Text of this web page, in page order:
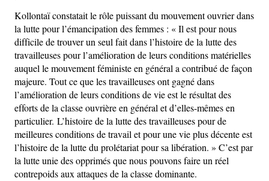
Kollontaï constatait le rôle puissant du mouvement ouvrier dans
la lutte pour l’émancipation des femmes : « Il est pour nous
difficile de trouver un seul fait dans l’histoire de la lutte des
travailleuses pour l’amélioration de leurs conditions matérielles
auquel le mouvement féministe en général a contribué de façon
majeure. Tout ce que les travailleuses ont gagné dans
l’amélioration de leurs conditions de vie est le résultat des
efforts de la classe ouvrière en général et d’elles-mêmes en
particulier. L’histoire de la lutte des travailleuses pour de
meilleures conditions de travail et pour une vie plus décente est
l’histoire de la lutte du prolétariat pour sa libération. » C’est par
la lutte unie des opprimés que nous pouvons faire un réel
contrepoids aux attaques de la classe dominante.